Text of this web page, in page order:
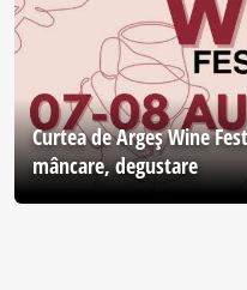
Curtea de Argeş Wine
mâncare, degustare